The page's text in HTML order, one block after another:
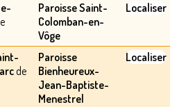
Paroisse Saint-
Colomban-en-
Vôge
Localiser
de
Paroisse
Bienheureux-
Jean-Baptiste-
Menestrel
Localiser